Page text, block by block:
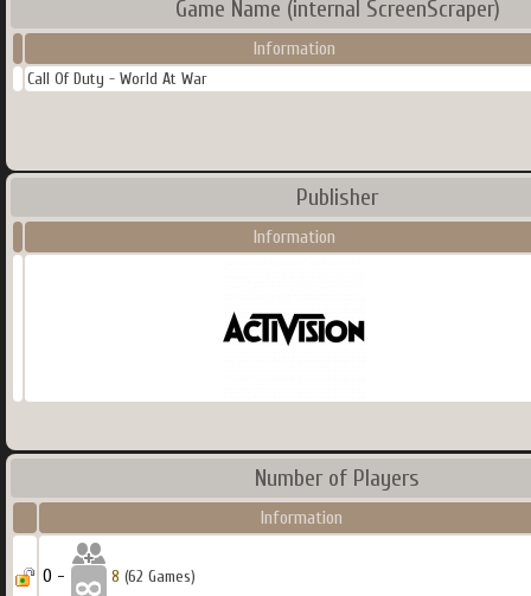
Game Name (internal ScreenScraper)
Information
Call Of Duty - World At War
Publisher
Information
Number of Players
Information
0 - 8 (62 Games)